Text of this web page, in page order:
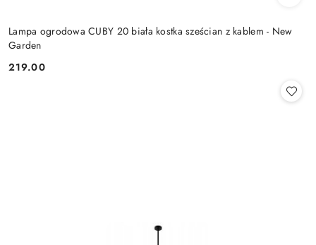
Lampa ogrodowa CUBY 20 biała kostka sześcian z kablem - New
Garden
Cena:
219.00